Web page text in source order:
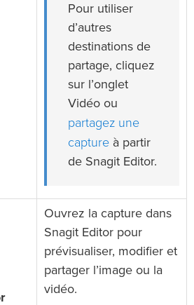
Pour utiliser
d’autres
destinations de
partage, cliquez
sur l’onglet
Vidéo ou
partagez une
capture à partir
de Snagit Editor.
Ouvrez la capture dans
Snagit Editor pour
prévisualiser, modifier et
partager l’image ou la
vidéo.